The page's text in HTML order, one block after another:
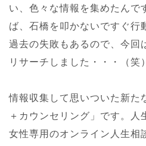
い、色々な情報を集めたんで
ば、石橋を叩かないですぐ行
過去の失敗もあるので、今回
リサーチしました・・・（笑）
情報収集して思いついた新た
＋カウンセリング」です。人
女性専用のオンライン人生相